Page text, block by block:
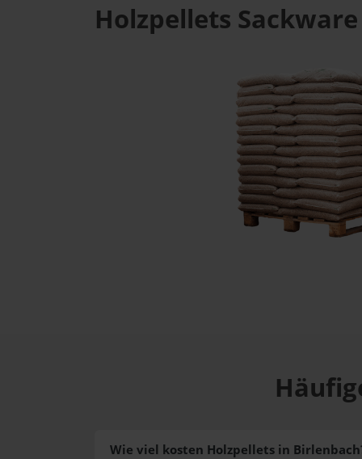
Holzpellets
Wie viel kosten Holzpellets in